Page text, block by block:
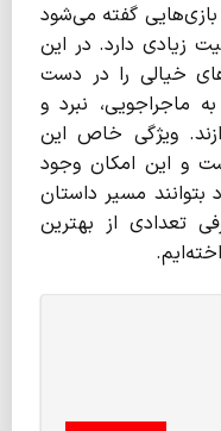
گفته می‌شود
زیادی دارد. در این
خیالی را در دست
ماجراجویی، نبرد و
ویژگی خاص این
و این امکان وجود
بتوانند مسیر داستان
تعدادی از بهترین